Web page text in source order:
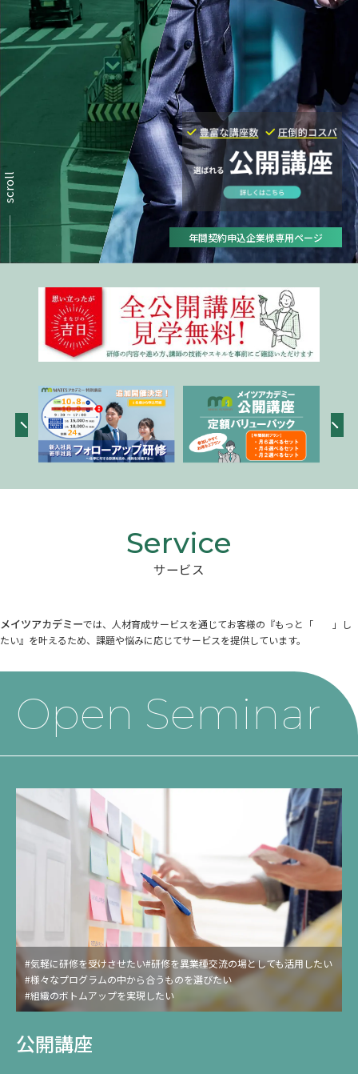
トップ
scroll
年間契約申込企業様専用ページ
サービス
メイツアカデミーでは、人材育成サービスを通じてお客様の『もっと「 」し
たい』を叶えるため、課題や悩みに応じてサービスを提供しています。
Open Seminar
公開講座
#気軽に研修を受けさせたい#研修を異業種交流の場としても活用したい
#様々なプログラムの中から合うものを選びたい
#組織のボトムアップを実現したい
#年間契約でお得に研修を受けさせたい